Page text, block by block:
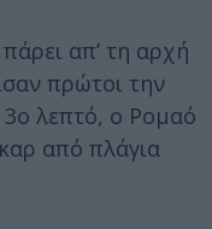
απ’ τη αρχή
πρώτοι την
λεπτό, ο Ρομαό
από πλάγια